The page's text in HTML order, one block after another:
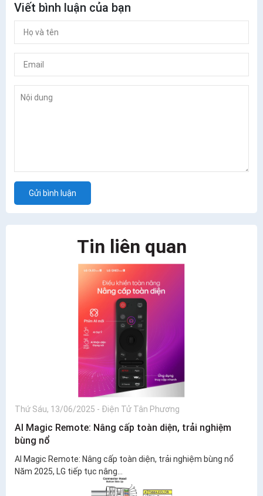
Viết bình luận của bạn
Gửi bình luận
Tin liên quan
Thứ Sáu, 13/06/2025 - Điện Tử Tân Phương
AI Magic Remote: Nâng cấp toàn diện, trải nghiệm
bùng nổ
AI Magic Remote: Nâng cấp toàn diện, trải nghiệm bùng nổ
Năm 2025, LG tiếp tục nâng...